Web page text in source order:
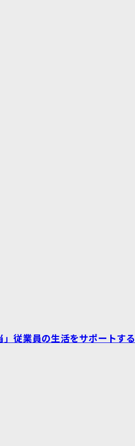
従業員の生活をサポートす